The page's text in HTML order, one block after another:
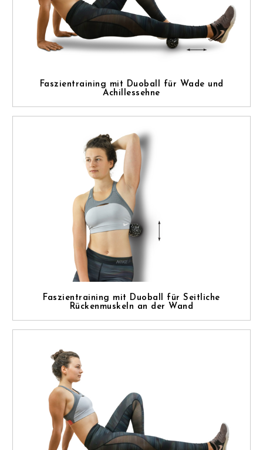
Faszientraining mit Duoball für Wade und
Achillessehne
Faszientraining mit Duoball für Seitliche
Rückenmuskeln an der Wand